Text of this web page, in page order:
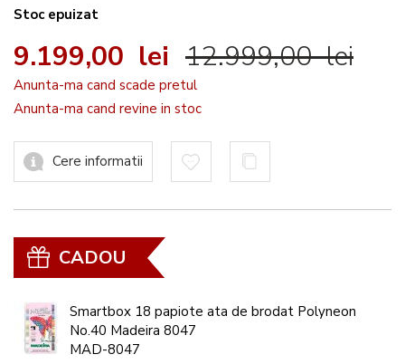
Stoc epuizat
9.199,00 lei 12.999,00 lei
Anunta-ma cand scade pretul
Anunta-ma cand revine in stoc
Cere informatii
CADOU
Smartbox 18 papiote ata de brodat Polyneon
No.40 Madeira 8047
MAD-8047